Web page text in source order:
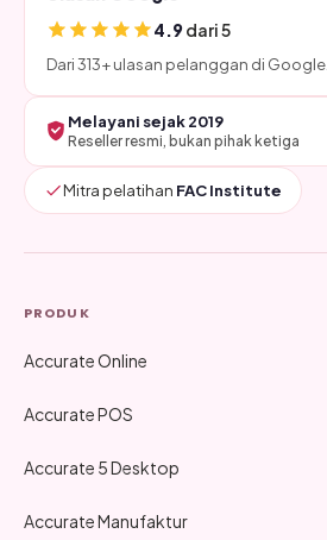
4.9dari 5
Dari 313+ ulasan pelanggan di Google.
Melayani sejak 2019
Reseller resmi, bukan pihak ketiga
Mitra pelatihan FAC Institute
PRODUK
Accurate Online
Accurate POS
Accurate 5 Desktop
Accurate Manufaktur